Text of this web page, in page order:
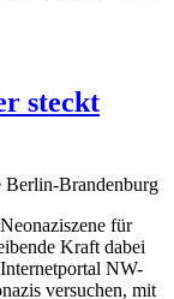
steckt
Berlin-Brandenburg
für
Kraft dabei
NW-
versuchen, mit